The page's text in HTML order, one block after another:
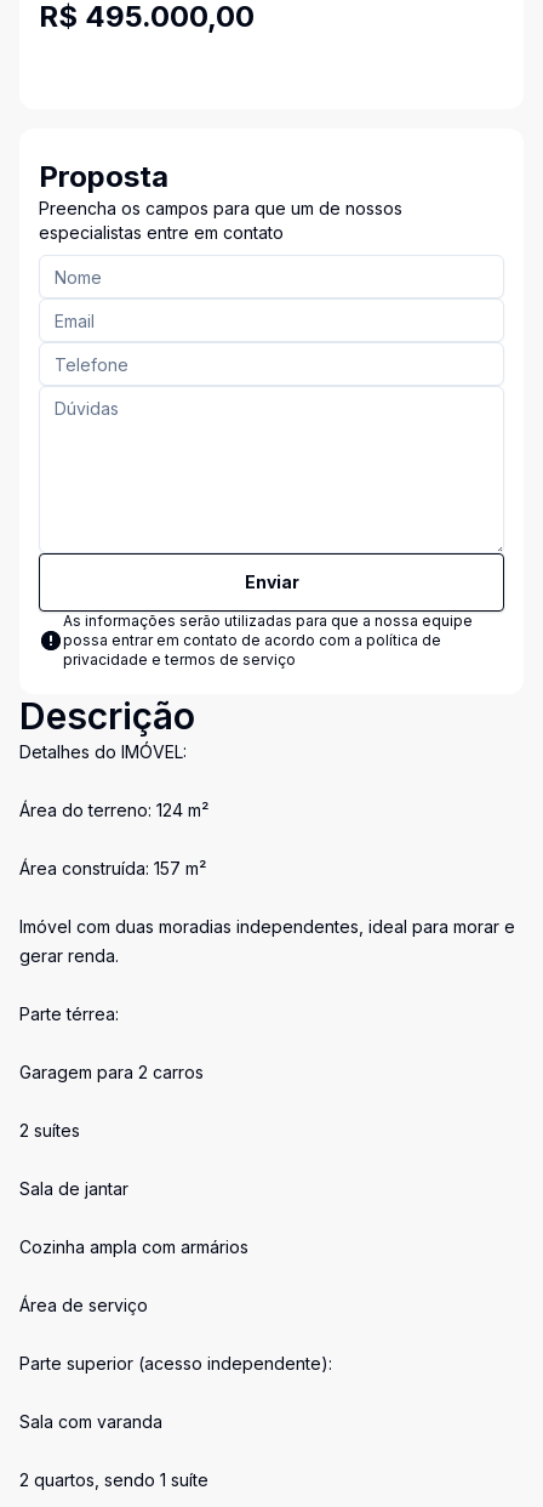
R$ 495.000,00
Proposta
Preencha os campos para que um de nossos
especialistas entre em contato
Enviar
As informações serão utilizadas para que a nossa equipe
possa entrar em contato de acordo com a política de
privacidade e termos de serviço
Descrição
Detalhes do IMÓVEL:
Área do terreno: 124 m²
Área construída: 157 m²
Imóvel com duas moradias independentes, ideal para morar e
gerar renda.
Parte térrea:
Garagem para 2 carros
2 suítes
Sala de jantar
Cozinha ampla com armários
Área de serviço
Parte superior (acesso independente):
Sala com varanda
2 quartos, sendo 1 suíte